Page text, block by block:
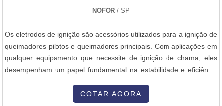
na geração de energia ou em sistemas de aquecimento. Vasos de
temperaturas, como os utilizados em indústrias químicas e
petroquímicas. Trocadores de Calor: Equipamentos que permitem
a transferência de calor entre dois ou mais fluidos sem que haja
mistura entre eles, utilizados em diversos setores industriais.
também produzem grandes estruturas metálicas que suportam ou
acomodam esses equipamentos, como plataformas e bases. 3.
NOFOR / SP
Os eletrodos de ignição são acessórios utilizados para a ignição de
queimadores pilotos e queimadores principais. Com aplicações em
qualquer equipamento que necessite de ignição de chama, eles
desempenham um papel fundamental na estabilidade e eficiência
mercado desde 1965, é líder na fabricação e fornecimento de
COTAR AGORA